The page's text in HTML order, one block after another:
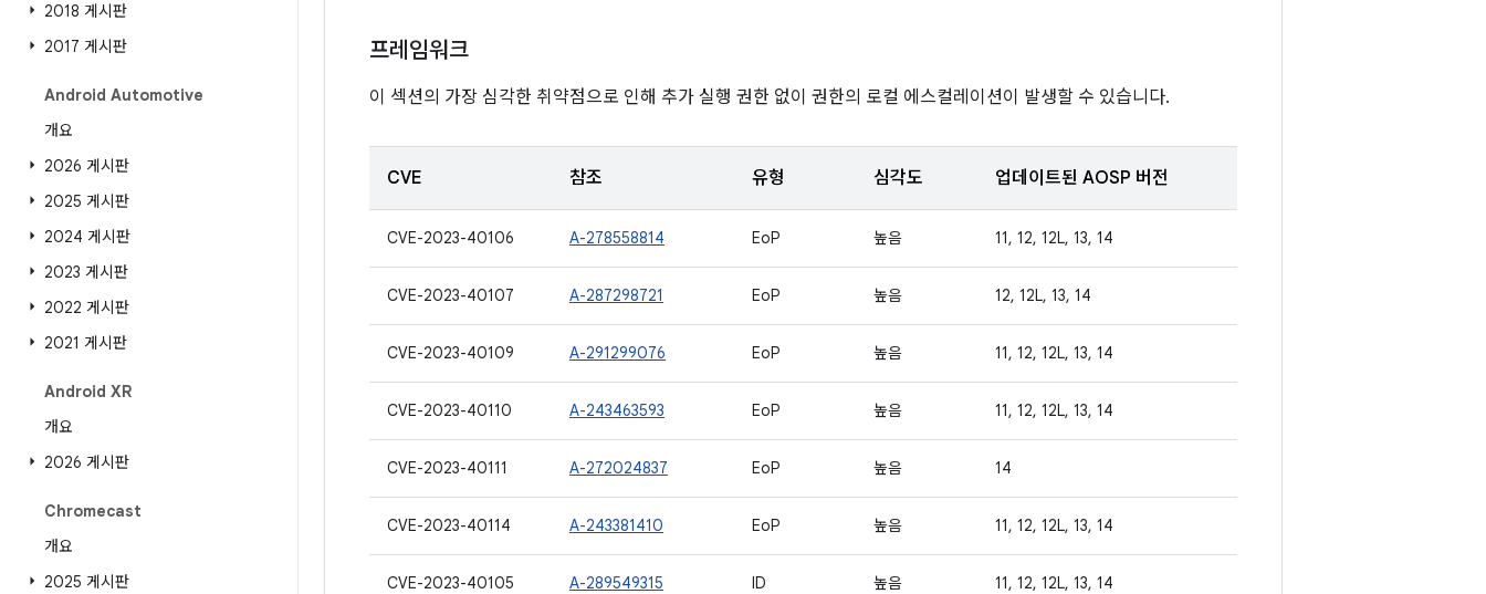
2018 게시판
2017 게시판
Android Automotive
개요
2026 게시판
2025 게시판
2024 게시판
2023 게시판
2022 게시판
2021 게시판
Android XR
개요
2026 게시판
Chromecast
개요
2025 게시판
프레임워크
이 섹션의 가장 심각한 취약점으로 인해 추가 실행 권한 없이 권한의 로컬 에스컬레이션이 발생할 수 있습니다.
CVE 참조 유형 심각도 업데이트된 AOSP 버전
CVE-2023-40106 A-278558814 EoP 높음 11, 12, 12L, 13, 14
CVE-2023-40107 A-287298721 EoP 높음 12, 12L, 13, 14
CVE-2023-40109 A-291299076 EoP 높음 11, 12, 12L, 13, 14
CVE-2023-40110 A-243463593 EoP 높음 11, 12, 12L, 13, 14
CVE-2023-40111 A-272024837 EoP 높음 14
CVE-2023-40114 A-243381410 EoP 높음 11, 12, 12L, 13, 14
CVE-2023-40105 A-289549315 ID 높음 11, 12, 12L, 13, 14